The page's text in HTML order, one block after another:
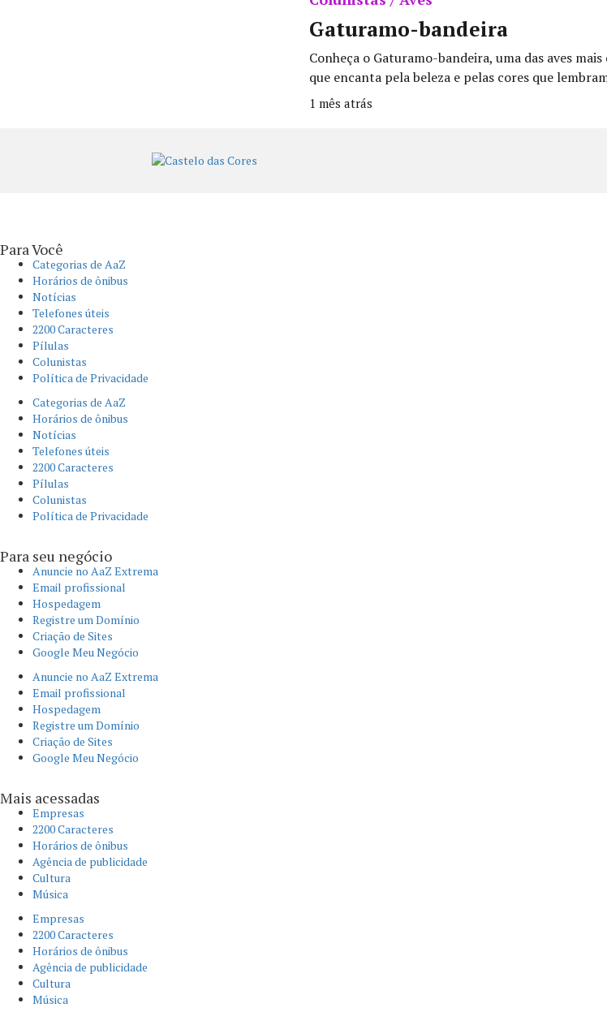
Gaturamo-bandeira
Conheça o Gaturamo-bandeira, uma das aves
que encanta pela beleza e pelas cores que
1 mês atrás
Para Você
Categorias de AaZ
Horários de ônibus
Notícias
Telefones úteis
2200 Caracteres
Pílulas
Colunistas
Política de Privacidade
Categorias de AaZ
Horários de ônibus
Notícias
Telefones úteis
2200 Caracteres
Pílulas
Colunistas
Política de Privacidade
Para seu negócio​
Anuncie no AaZ Extrema
Email profissional
Hospedagem
Registre um Domínio
Criação de Sites
Google Meu Negócio
Anuncie no AaZ Extrema
Email profissional
Hospedagem
Registre um Domínio
Criação de Sites
Google Meu Negócio
Mais acessadas
Empresas
2200 Caracteres
Horários de ônibus
Agência de publicidade
Cultura
Música
Empresas
2200 Caracteres
Horários de ônibus
Agência de publicidade
Cultura
Música